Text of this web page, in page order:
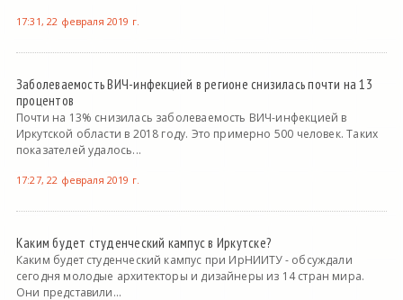
17:31, 22 февраля 2019 г.
Заболеваемость ВИЧ-инфекцией в регионе снизилась почти на 13
процентов
Почти на 13% снизилась заболеваемость ВИЧ-инфекцией в
Иркутской области в 2018 году. Это примерно 500 человек. Таких
показателей удалось...
17:27, 22 февраля 2019 г.
Каким будет студенческий кампус в Иркутске?
Каким будет студенческий кампус при ИрНИИТУ - обсуждали
сегодня молодые архитекторы и дизайнеры из 14 стран мира.
Они представили...